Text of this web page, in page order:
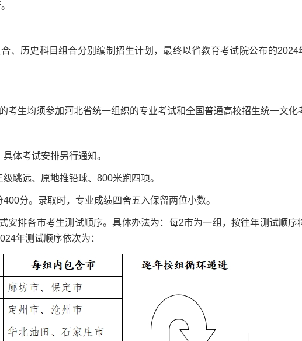
历史科目组合分别编制招生计划，最终以省教育考试院公布的2024
生均须参加河北省统一组织的专业考试和全国普通高校招生统一文化
体考试安排另行通知。
远、原地推铅球、800米跑四项。
分。录取时，专业成绩四舍五入保留两位小数。
排各市考生测试顺序。具体办法为：每2市为一组，按往年测试顺序
年测试顺序依次为：